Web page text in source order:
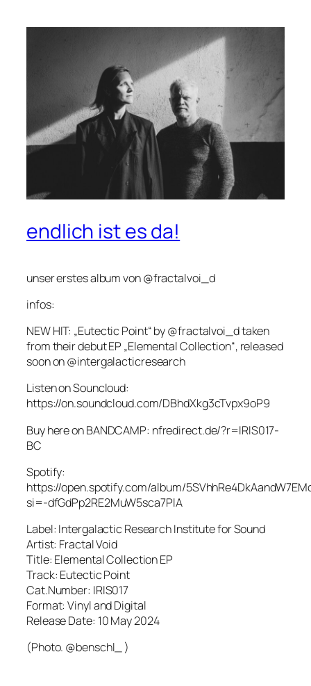
endlich ist es da!
unser erstes album von@fractalvoi_d
infos:
NEW HIT: „Eutectic Point“ by@fractalvoi_dtaken
from their debut EP „Elemental Collection“, released
soon on@intergalacticresearch
Listen on Souncloud:
https://on.soundcloud.com/DBhdXkg3cTvpx9oP9
Buy here on BANDCAMP: nfredirect.de/?r=IRIS017-
BC
Spotify:
https://open.spotify.com/album/
si=-dfGdPp2RE2MuW5sca7PlA
Label: Intergalactic Research Institute for Sound
Artist: Fractal Void
Title: Elemental Collection EP
Track: Eutectic Point
Cat.Number: IRIS017
Format: Vinyl and Digital
Release Date: 10 May 2024
(Photo. @benschl_)